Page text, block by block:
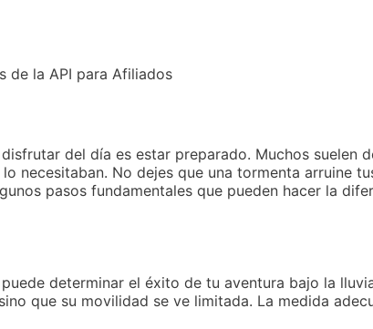
de la API para Afiliados
del día es estar preparado. Muchos suelen
necesitaban. No dejes que una tormenta arruine
pasos fundamentales que pueden hacer la
determinar el éxito de tu aventura bajo la
que su movilidad se ve limitada. La medida